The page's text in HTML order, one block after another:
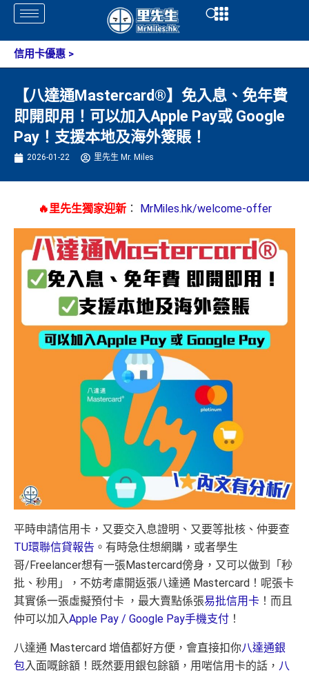
Skip
content
Open
信用卡優惠 >
【八達通Mastercard®】免入息、免年費
即開即用！可以加入Apple Pay或 Google
Pay！支援本地及海外簽賬！
2026-01-22 里先生 Mr. Miles
🔥里先生獨家迎新： MrMiles.hk/welcome-offer
平時申請信用卡，又要交入息證明、又要等批核、仲要查
TU環聯信貸報告 。有時急住想網購，或者學生
哥/Freelancer想有一張Mastercard傍身，又可以做到「秒
批、秒用」，不妨考慮開返張八達通 Mastercard！ 呢張卡
其實係一張虛擬預付卡 ，最大賣點係張易批信用卡 ！而且
仲可以加入Apple Pay / Google Pay手機支付 ！
八達通 Mastercard 增值都好方便，會直接扣你八達通銀
包入面嘅餘額！既然要用銀包餘額，用啱信用卡的話， 八